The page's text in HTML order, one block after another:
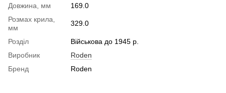
Довжина, мм
169.0
Розмах крила,
мм
329.0
Розділ
Військова до 1945 р.
Виробник
Roden
Бренд
Roden